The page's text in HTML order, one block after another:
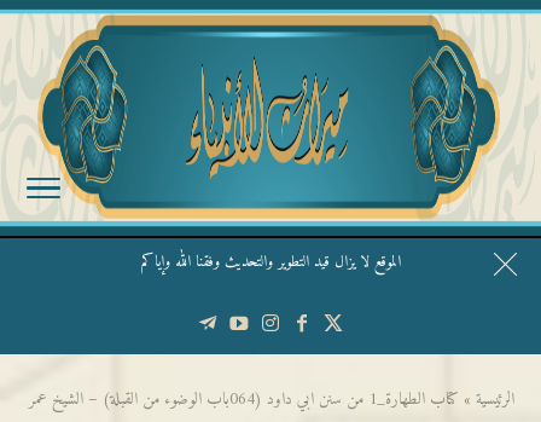
الموقع لا يزال قيد التطوير والتحديث وفقنا الله وإياكم
قال الشيخ ربيع وفقه الله: نحن ليس عندنا تقديس الأشخاص
الرئيسية »
كتاب الطهارة_1 من سنن ابي داود (064باب الوضوء من القبلة) – الشيخ عمر